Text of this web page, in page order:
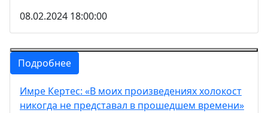
08.02.2024 18:00:00
Подробнее
Имре Кертес: «В моих произведениях холокост
никогда не представал в прошедшем времени»